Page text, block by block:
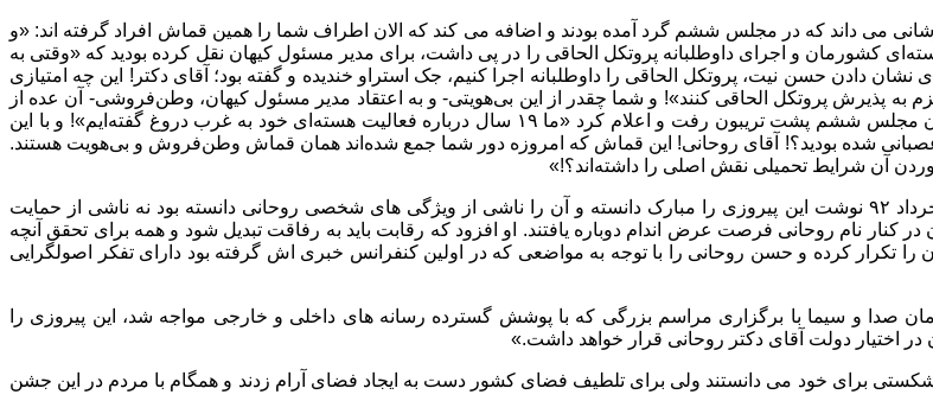
می داند که در مجلس ششم گرد آمده بودند و اضافه می کند که الان اطراف شما را همین قماش افراد گرفته اند: «و
کشورمان و اجرای داوطلبانه پروتکل الحاقی را در پی داشت، برای مدیر مسئول کیهان نقل کرده بودید که «وقتی به
دادن حسن نیت، پروتکل الحاقی را داوطلبانه اجرا کنیم، جک استراو خندیده و گفته بود؛ آقای دکتر! این چه امتیازی
پذیرش پروتکل الحاقی کنند»! و شما چقدر از این بی‌هویتی- و به اعتقاد مدیر مسئول کیهان، وطن‌فروشی- آن عده از
نمایندگان مجلس ششم نگران شده بودید و یا به خاطر دارید که وقتی یکی از نمایندگان مجلس ششم پشت تریبون رفت و اعلام کرد «ما ۱۹ سال درباره فعالیت هسته‌ای خود به غرب دروغ گفته‌ایم»! و با این
شده بودید؟! آقای روحانی! این قماش که امروزه دور شما جمع شده‌اند همان قماش وطن‌فروش و بی‌هویت هستند.
آن شرایط تحمیلی نقش اصلی را داشته‌اند؟!»
حسین شریعتمداری در اولین مقاله ای که بعد از پیروزی حسن روحانی در تاریخ ۲۷ خرداد ۹۲ نوشت این پیروزی را مبارک دانسته و آن را ناشی از ویژگی های شخصی روحانی دانسته بود نه ناشی از حمایت
کنار نام روحانی فرصت عرض اندام دوباره یافتند. او افزود که رقابت باید به رفاقت تبدیل شود و همه برای تحقق آنچه
کمک اش بشتابند. او در سرمقاله دیگری در۱ تیر ۹۲ همین سخنان را تکرار کرده و حسن روحانی را با توجه به مواضعی که در اولین کنفرانس خبری اش گرفته بود دارای تفکر اصولگرایی
و سیما با برگزاری مراسم بزرگی که با پوشش گسترده رسانه های داخلی و خارجی مواجه شد، این پیروزی را
در اختیار دولت آقای دکتر روحانی قرار خواهد داشت.»
شکستی برای خود می دانستند ولی برای تلطیف فضای کشور دست به ایجاد فضای آرام زدند و همگام با مردم در این جشن